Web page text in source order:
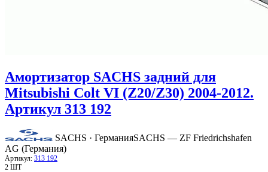
Амортизатор SACHS задний для
Mitsubishi Colt VI (Z20/Z30) 2004-2012.
Артикул 313 192
SACHS · ГерманияSACHS — ZF Friedrichshafen
AG (Германия)
Артикул: 313 192
2 ШТ